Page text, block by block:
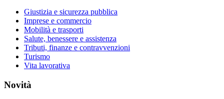
Giustizia e sicurezza pubblica
Imprese e commercio
Mobilità e trasporti
Salute, benessere e assistenza
Tributi, finanze e contravvenzioni
Turismo
Vita lavorativa
Novità